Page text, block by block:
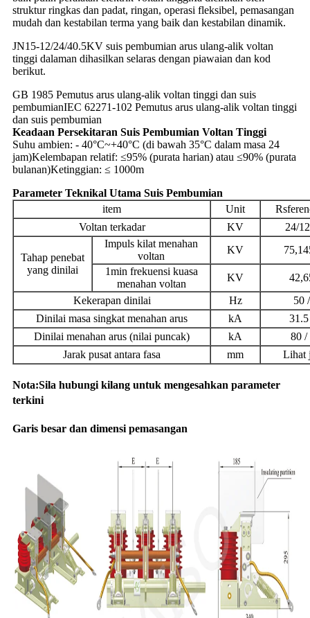
struktur ringkas dan padat, ringan, operasi fleksibel, pemasangan
mudah dan kestabilan terma yang baik dan kestabilan dinamik.
JN15-12/24/40.5KV suis pembumian arus ulang-alik voltan
tinggi dalaman dihasilkan selaras dengan piawaian dan kod
berikut.
GB 1985 Pemutus arus ulang-alik voltan tinggi dan suis
pembumianIEC 62271-102 Pemutus arus ulang-alik voltan tinggi
dan suis pembumian
Keadaan Persekitaran Suis Pembumian Voltan Tinggi
Suhu ambien: - 40°C~+40°C (di bawah 35°C dalam masa 24
jam)Kelembapan relatif: ≤95% (purata harian) atau ≤90% (purata
bulanan)Ketinggian: ≤ 1000m
Parameter Teknikal Utama Suis Pembumian
item
Unit
Voltan terkadar
KV 24/
Tahap penebat
yang dinilai
Impuls kilat menahan
voltan
KV
1min frekuensi kuasa
menahan voltan
KV
Kekerapan dinilai
Hz
50
Dinilai masa singkat menahan arus
kA
Dinilai menahan arus (nilai puncak)
kA
80 /
Jarak pusat antara fasa
mm Lihat
Nota:Sila hubungi kilang untuk mengesahkan parameter
terkini
Garis besar dan dimensi pemasangan